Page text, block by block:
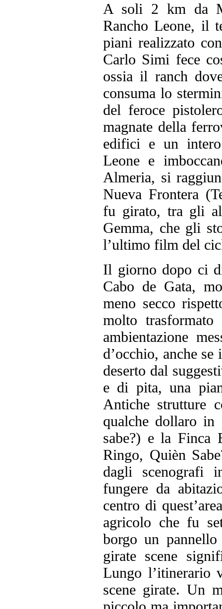
A soli 2 km da
Rancho Leone, il
piani realizzato
Carlo Simi fece
ossia il ranch
consuma lo
del feroce
magnate della
edifici e un
Leone e
Almeria, si
Nueva Frontera
fu girato, tra gli
Gemma, che gli
l’ultimo film del
Il giorno dopo ci
Cabo de Gata,
meno secco
molto
ambientazione
d’occhio, anche
deserto dal
e di pita, una
Antiche strutture
qualche dollaro
sabe?) e la Finca
Ringo, Quièn
dagli scenografi
fungere da
centro di
agricolo che fu
borgo un
girate scene
Lungo l’itinerario
scene girate. Un